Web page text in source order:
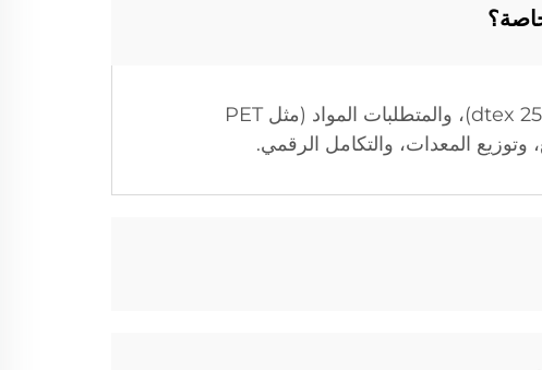
نعم. نقدم خطوطاً مخصصة بالكامل وفقًا للطاقة الإنتاجية (2-200 طن/يوم)، وسمك الألياف (0.78-25 dtex)، والمتطلبات المواد (مثل PET